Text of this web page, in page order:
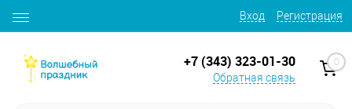
Вход Регистрация
+7 (343) 323-01-30
Обратная связь
0